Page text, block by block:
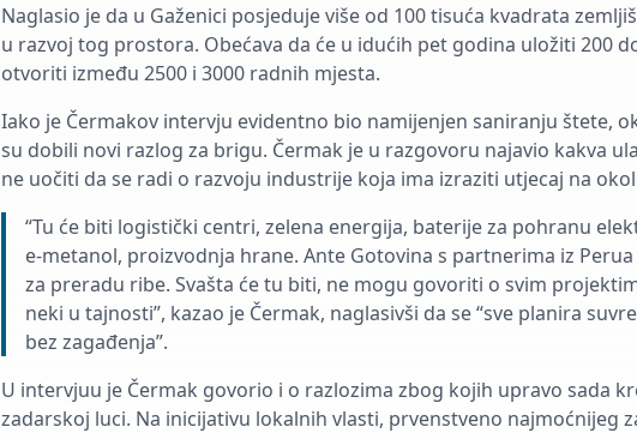
Naglasio je da u Gaženici posjeduje više od 100 tisuća kvadrata
u razvoj tog prostora. Obećava da će u idućih pet godina uložiti 200
otvoriti između 2500 i 3000 radnih mjesta.
Iako je Čermakov intervju evidentno bio namijenjen saniranju štete,
su dobili novi razlog za brigu. Čermak je u razgovoru najavio kakva
ne uočiti da se radi o razvoju industrije koja ima izraziti utjecaj na
“Tu će biti logistički centri, zelena energija, baterije za pohranu
e-metanol, proizvodnja hrane. Ante Gotovina s partnerima iz
za preradu ribe. Svašta će tu biti, ne mogu govoriti o svim
neki u tajnosti”, kazao je Čermak, naglasivši da se “sve planira
bez zagađenja”.
U intervjuu je Čermak govorio i o razlozima zbog kojih upravo sada
zadarskoj luci. Na inicijativu lokalnih vlasti, prvenstveno najmoćnijeg